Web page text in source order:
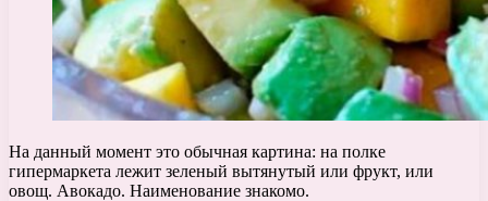
На данный момент это обычная картина: на полке
гипермаркета лежит зеленый вытянутый или фрукт, или
овощ. Авокадо. Наименование знакомо.